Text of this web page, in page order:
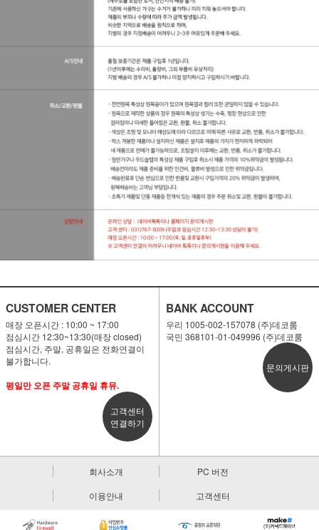
CUSTOMER CENTER
매장 오픈시간 : 10:00 ~ 17:00
점심시간 12:30~13:30(매장 closed)
점심시간, 주말, 공휴일은 전화연결이
불가합니다.
평일만 오픈 주말 공휴일 휴뮤.
고객센터
연결하기
BANK ACCOUNT
우리 1005-002-157078 (주)데코룸
국민 368101-01-049996 (주)데코룸
문의게시판
회사소개
PC 버전
이용안내
고객센터